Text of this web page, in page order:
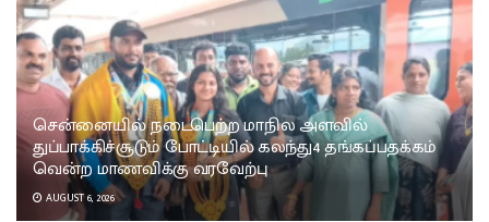
சென்னையில் நடைபெற்ற மாநில அளவில்
துப்பாக்கிச்சூடும் போட்டியில் கலந்து4 தங்கப்பதக்கம்
வென்ற மாணவிக்கு வரவேற்பு
AUGUST 6, 2026